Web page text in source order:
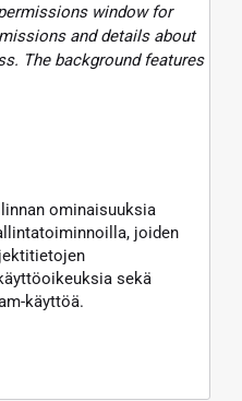
ominaisuuksia
joiden
sekä
käyttöä.